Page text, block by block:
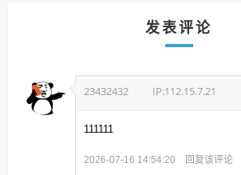
发表评论
23432432 IP:112.15.7.21
111111
2026-07-16 14:54:20 回复该评论